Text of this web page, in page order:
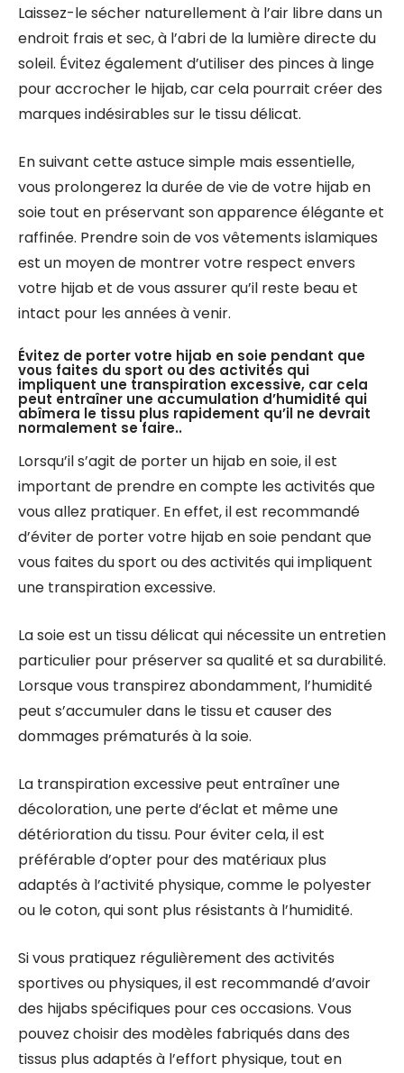
Laissez-le sécher naturellement à l’air libre dans un
endroit frais et sec, à l’abri de la lumière directe du
soleil. Évitez également d’utiliser des pinces à linge
pour accrocher le hijab, car cela pourrait créer des
marques indésirables sur le tissu délicat.
En suivant cette astuce simple mais essentielle,
vous prolongerez la durée de vie de votre hijab en
soie tout en préservant son apparence élégante et
raffinée. Prendre soin de vos vêtements islamiques
est un moyen de montrer votre respect envers
votre hijab et de vous assurer qu’il reste beau et
intact pour les années à venir.
Évitez de porter votre hijab en soie pendant que
vous faites du sport ou des activités qui
impliquent une transpiration excessive, car cela
peut entraîner une accumulation d’humidité qui
abîmera le tissu plus rapidement qu’il ne devrait
normalement se faire..
Lorsqu’il s’agit de porter un hijab en soie, il est
important de prendre en compte les activités que
vous allez pratiquer. En effet, il est recommandé
d’éviter de porter votre hijab en soie pendant que
vous faites du sport ou des activités qui impliquent
une transpiration excessive.
La soie est un tissu délicat qui nécessite un entretien
particulier pour préserver sa qualité et sa durabilité.
Lorsque vous transpirez abondamment, l’humidité
peut s’accumuler dans le tissu et causer des
dommages prématurés à la soie.
La transpiration excessive peut entraîner une
décoloration, une perte d’éclat et même une
détérioration du tissu. Pour éviter cela, il est
préférable d’opter pour des matériaux plus
adaptés à l’activité physique, comme le polyester
ou le coton, qui sont plus résistants à l’humidité.
Si vous pratiquez régulièrement des activités
sportives ou physiques, il est recommandé d’avoir
des hijabs spécifiques pour ces occasions. Vous
pouvez choisir des modèles fabriqués dans des
tissus plus adaptés à l’effort physique, tout en